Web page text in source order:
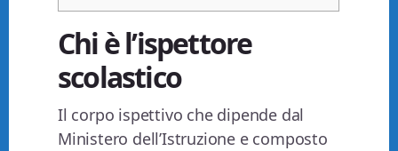
Chi è l’ispettore
scolastico
Il corpo ispettivo che dipende dal
Ministero dell’Istruzione e composto